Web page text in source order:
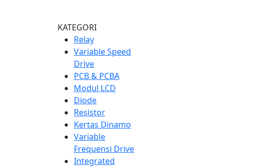
KATEGORI
Relay
Variable Speed
Drive
PCB & PCBA
Modul LCD
Diode
Resistor
Kertas Dinamo
Variable
Frequensi Drive
Integrated